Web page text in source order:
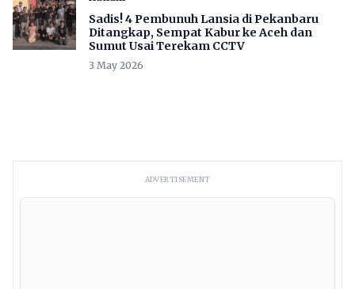
Sadis! 4 Pembunuh Lansia di Pekanbaru
Ditangkap, Sempat Kabur ke Aceh dan
Sumut Usai Terekam CCTV
3 May 2026
ADVERTISEMENT